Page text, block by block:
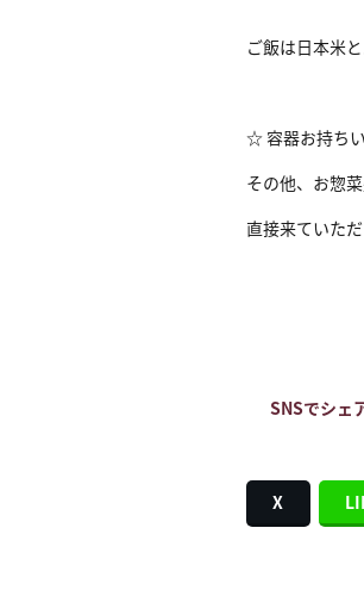
ご飯は日本米
☆ 容器お持ち
その他、お惣
直接来ていた
SNSでシェ
X